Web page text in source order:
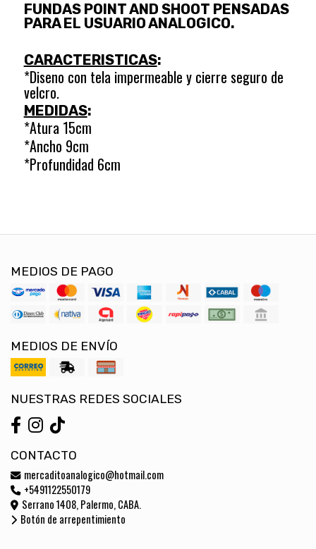
FUNDAS POINT AND SHOOT PENSADAS
PARA EL USUARIO ANALOGICO.
CARACTERISTICAS:
*Diseno con tela impermeable y cierre seguro de
velcro.
MEDIDAS:
*Atura 15cm
*Ancho 9cm
*Profundidad 6cm
MEDIOS DE PAGO
MEDIOS DE ENVÍO
NUESTRAS REDES SOCIALES
CONTACTO
mercaditoanalogico@hotmail.com
+5491122550179
Serrano 1408, Palermo, CABA.
Botón de arrepentimiento